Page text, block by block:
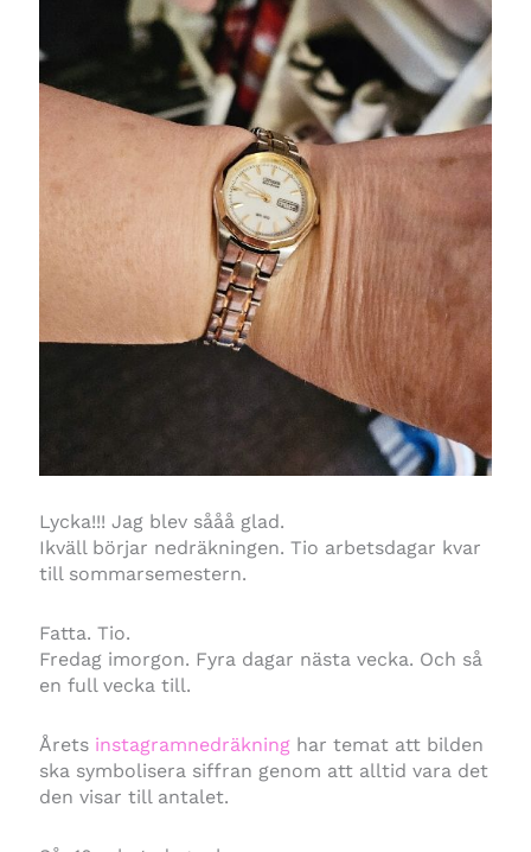
Lycka!!! Jag blev sååå glad.
Ikväll börjar nedräkningen. Tio arbetsdagar kvar
till sommarsemestern.
Fatta. Tio.
Fredag imorgon. Fyra dagar nästa vecka. Och så
en full vecka till.
Årets instagramnedräkninghar temat att bilden
ska symbolisera siffran genom att alltid vara det
den visar till antalet.